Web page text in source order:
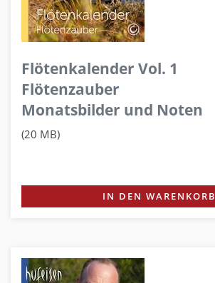
Flötenkalender Vol. 1
Flötenzauber
Monatsbilder und Noten
(20 MB)
IN DEN WARENKORB